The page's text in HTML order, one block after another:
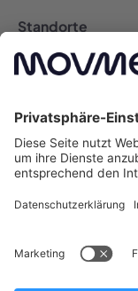
Standorte
Auto Abo
Berlin Auto Abo
Dresden Auto Abo
Düsseldorf Auto
Frankfurt Auto
Hamburg Auto
Köln Auto Abo
München Auto